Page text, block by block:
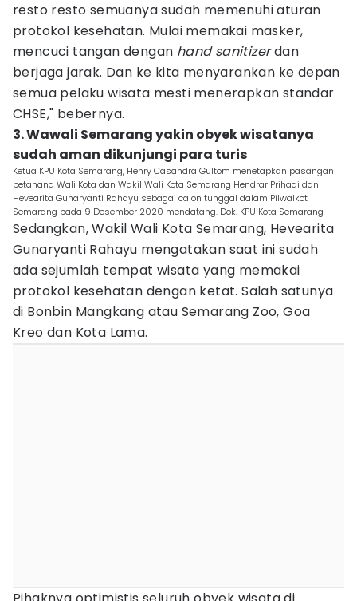
resto resto semuanya sudah memenuhi aturan
protokol kesehatan. Mulai memakai masker,
mencuci tangan dengan hand sanitizerdan
berjaga jarak. Dan ke kita menyarankan ke depan
semua pelaku wisata mesti menerapkan standar
CHSE," bebernya.
3. Wawali Semarang yakin obyek wisatanya
sudah aman dikunjungi para turis
Ketua KPU Kota Semarang, Henry Casandra Gultom menetapkan pasangan
petahana Wali Kota dan Wakil Wali Kota Semarang Hendrar Prihadi dan
Hevearita Gunaryanti Rahayu sebagai calon tunggal dalam Pilwalkot
Semarang pada 9 Desember 2020 mendatang. Dok. KPU Kota Semarang
Sedangkan, Wakil Wali Kota Semarang, Hevearita
Gunaryanti Rahayu mengatakan saat ini sudah
ada sejumlah tempat wisata yang memakai
protokol kesehatan dengan ketat. Salah satunya
di Bonbin Mangkang atau Semarang Zoo, Goa
Kreo dan Kota Lama.